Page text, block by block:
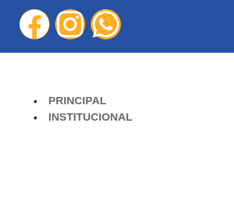
PRINCIPAL
INSTITUCIONAL